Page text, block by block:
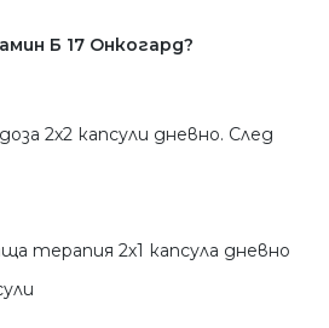
Б 17 Онкогард?
2х2 капсули дневно. След
терапия 2х1 капсула дневно